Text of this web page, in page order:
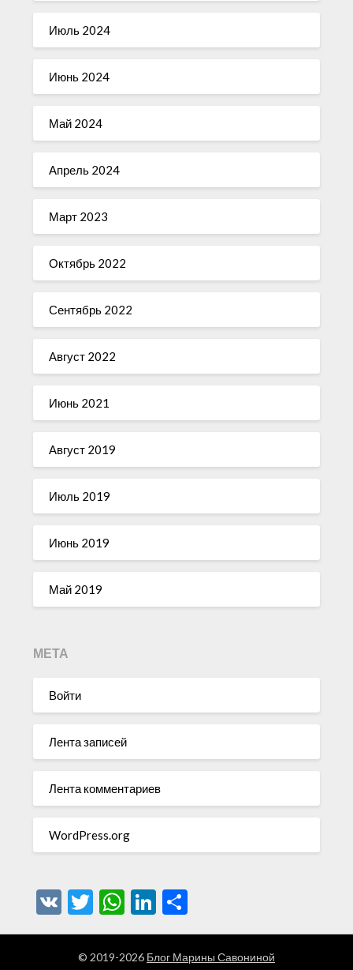
Июль 2024
Июнь 2024
Май 2024
Апрель 2024
Март 2023
Октябрь 2022
Сентябрь 2022
Август 2022
Июнь 2021
Август 2019
Июль 2019
Июнь 2019
Май 2019
МЕТА
Войти
Лента записей
Лента комментариев
WordPress.org
VK Twitter
WhatsApp
LinkedIn
© 2019-2026 Блог Марины Савониной